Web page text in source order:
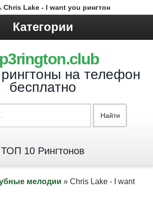
Chris Lake - I want you рингтон
Категории
на телефон
бесплатно
Найти
ТОП 10 Рингтонов
мелодии » Chris Lake - I want